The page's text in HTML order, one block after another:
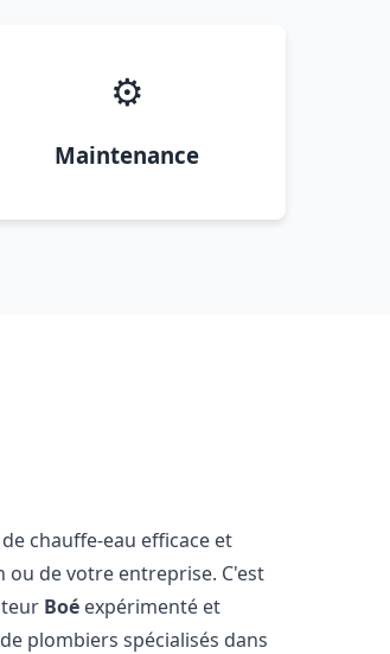
⚙️
Maintenance
chauffe-eau efficace et
de votre entreprise. C'est
Boé expérimenté et
plombiers spécialisés dans